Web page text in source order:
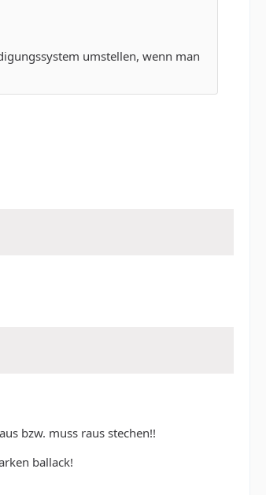
umstellen, wenn man
bzw. muss raus stechen!!
ballack!